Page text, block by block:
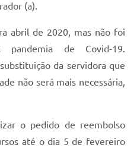
(a).
abril de 2020, mas não foi
de Covid-19.
da servidora que
não será mais necessária,
o pedido de reembolso
até o dia 5 de fevereiro